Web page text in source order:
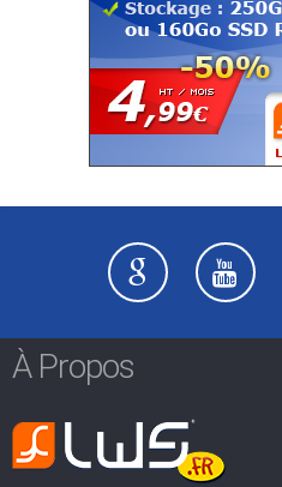
À Propos